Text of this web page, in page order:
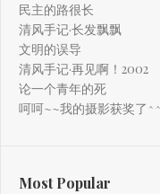
民主的路很长
清风手记·长发飘飘
文明的误导
清风手记·再见啊！2002
论一个青年的死
呵呵~~我的摄影获奖了
Most Popular